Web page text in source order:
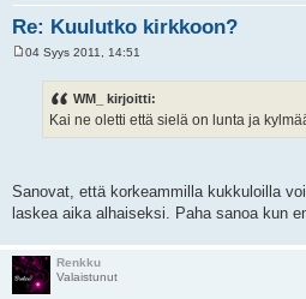
Re: Kuulutko kirkkoon?
04 Syys 2011, 14:51
WM_ kirjoitti:
Kai ne oletti että sielä on lunta ja
Sanovat, että korkeammilla kukkuloilla
laskea aika alhaiseksi. Paha sanoa kun
Renkku
Valaistunut